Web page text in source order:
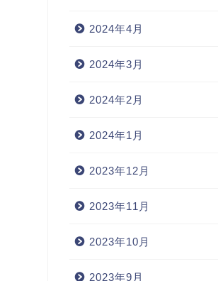
2024年4月
2024年3月
2024年2月
2024年1月
2023年12月
2023年11月
2023年10月
2023年9月